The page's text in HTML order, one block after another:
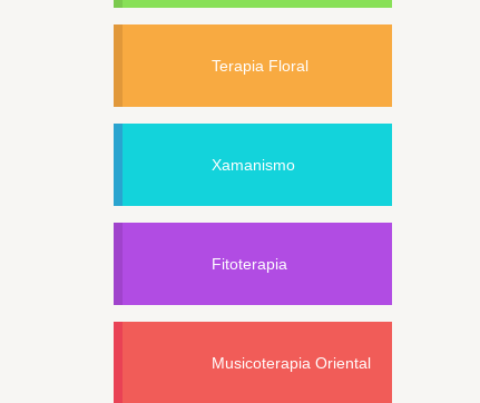
Terapia Floral
Xamanismo
Fitoterapia
Musicoterapia Oriental